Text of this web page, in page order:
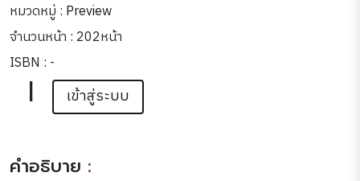
หมวดหมู่ : Preview
จำนวนหน้า : 202หน้า
ISBN : -
| เข้าสู่ระบบ
คำอธิบาย :